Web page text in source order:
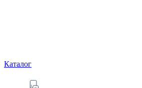
Каталог